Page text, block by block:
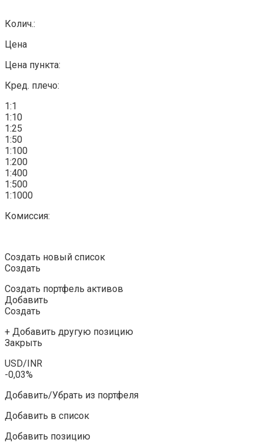
Колич.:
Цена
Цена пункта:
Кред. плечо:
1:1
1:10
1:25
1:50
1:100
1:200
1:400
1:500
1:1000
Комиссия:
Создать новый список
Создать
Создать портфель активов
Добавить
Создать
+ Добавить другую позицию
Закрыть
USD/INR
-0,03%
Добавить/Убрать из портфеля
Добавить в список
Добавить позицию